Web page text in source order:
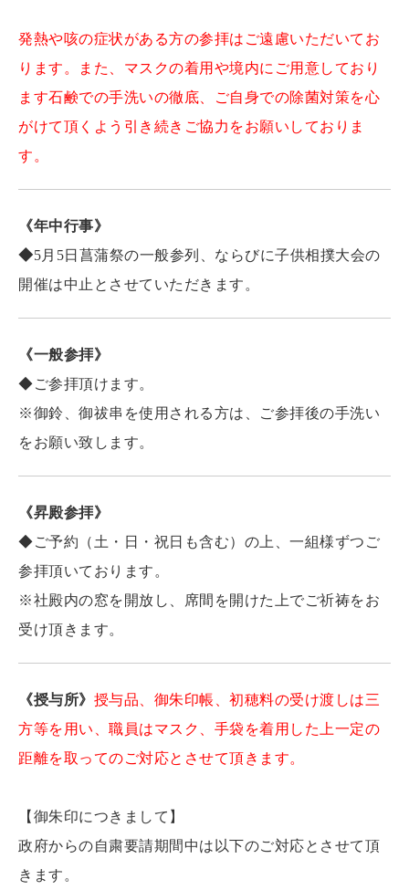
発熱や咳の症状がある方の参拝はご遠慮いただいてお
ります。また、マスクの着用や境内にご用意しており
ます石鹸での手洗いの徹底、ご自身での除菌対策を心
がけて頂くよう引き続きご協力をお願いしておりま
す。
《年中行事》
◆5月5日菖蒲祭の一般参列、ならびに子供相撲大会の
開催は中止とさせていただきます。
《一般参拝》
◆ご参拝頂けます。
※御鈴、御祓串を使用される方は、ご参拝後の手洗い
をお願い致します。
《昇殿参拝》
◆ご予約（土・日・祝日も含む）の上、一組様ずつご
参拝頂いております。
※社殿内の窓を開放し、席間を開けた上でご祈祷をお
受け頂きます。
《授与所》 授与品、御朱印帳、初穂料の受け渡しは三
方等を用い、職員はマスク、手袋を着用した上一定の
距離を取ってのご対応とさせて頂きます。
【御朱印につきまして】
政府からの自粛要請期間中は以下のご対応とさせて頂
きます。